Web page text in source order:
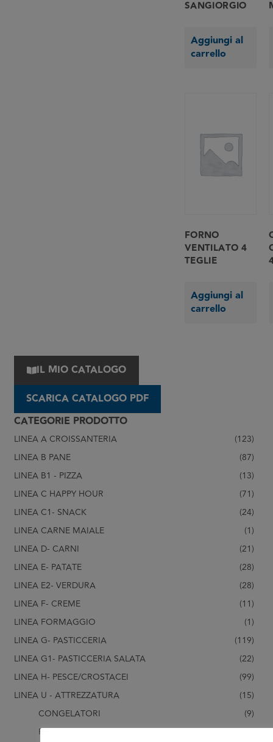
IL MIO CATALOGO
SCARICA CATALOGO PDF
CATEGORIE PRODOTTO
LINEA A CROISSANTERIA
(123)
LINEA B PANE
(87)
LINEA B1 - PIZZA
(13)
LINEA C HAPPY HOUR
(71)
LINEA C1- SNACK
(24)
LINEA CARNE MAIALE
(1)
LINEA D- CARNI
(21)
LINEA E- PATATE
(28)
LINEA E2- VERDURA
(28)
LINEA F- CREME
(11)
LINEA FORMAGGIO
(1)
LINEA G- PASTICCERIA
(119)
LINEA G1- PASTICCERIA SALATA
(22)
LINEA H- PESCE/CROSTACEI
(99)
LINEA U - ATTREZZATURA
(15)
CONGELATORI
(9)
FORNI
(5)
SANGIORGIO
Aggiungi al
carrello
FORNO
VENTILATO 4
TEGLIE
Aggiungi al
carrello